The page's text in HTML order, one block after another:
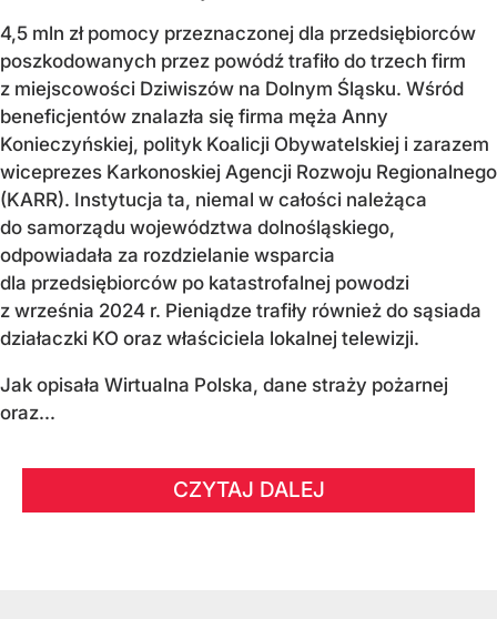
4,5 mln zł pomocy przeznaczonej dla przedsiębiorców
poszkodowanych przez powódź trafiło do trzech firm
z miejscowości Dziwiszów na Dolnym Śląsku. Wśród
beneficjentów znalazła się firma męża Anny
Konieczyńskiej, polityk Koalicji Obywatelskiej i zarazem
wiceprezes Karkonoskiej Agencji Rozwoju Regionalnego
(KARR). Instytucja ta, niemal w całości należąca
do samorządu województwa dolnośląskiego,
odpowiadała za rozdzielanie wsparcia
dla przedsiębiorców po katastrofalnej powodzi
z września 2024 r. Pieniądze trafiły również do sąsiada
działaczki KO oraz właściciela lokalnej telewizji.
Jak opisała Wirtualna Polska, dane straży pożarnej
oraz...
CZYTAJ DALEJ